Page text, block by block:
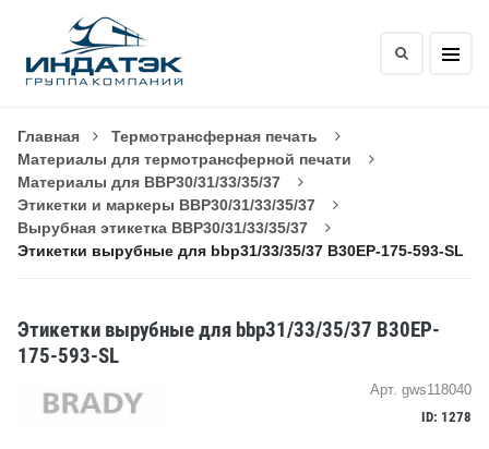
Главная
Термотрансферная печать
Материалы для термотрансферной печати
Материалы для BBP30/31/33/35/37
Этикетки и маркеры BBP30/31/33/35/37
Вырубная этикетка BBP30/31/33/35/37
Этикетки вырубные для bbp31/33/35/37 B30EP-175-593-SL
Этикетки вырубные для bbp31/33/35/37 B30EP-
175-593-SL
Арт. gws118040
ID: 1278